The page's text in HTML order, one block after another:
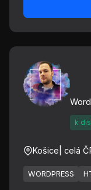
k
Košice | celá
WORDPRESS